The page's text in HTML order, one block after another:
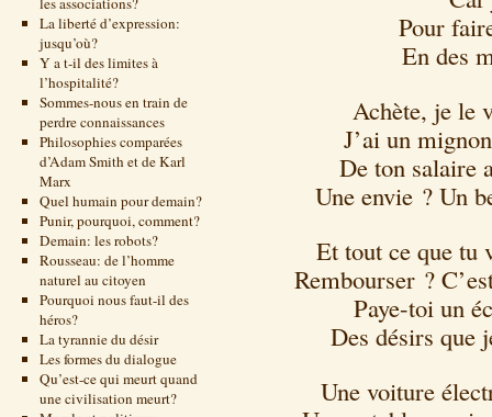
La liberté d’expression:
jusqu’où?
Y a t-il des limites à
l’hospitalité?
Sommes-nous en train de
perdre connaissances
Philosophies comparées
d’Adam Smith et de Karl
Marx
Quel humain pour demain?
Punir, pourquoi, comment?
Demain: les robots?
Rousseau: de l’homme
naturel au citoyen
Pourquoi nous faut-il des
héros?
La tyrannie du désir
Les formes du dialogue
Qu’est-ce qui meurt quand
une civilisation meurt?
Pour
En des
Achète, je le
J’ai un
De ton salaire
Une envie ? Un
Et tout ce que tu
Rembourser ?
Paye-toi un
Des désirs que
Une voiture